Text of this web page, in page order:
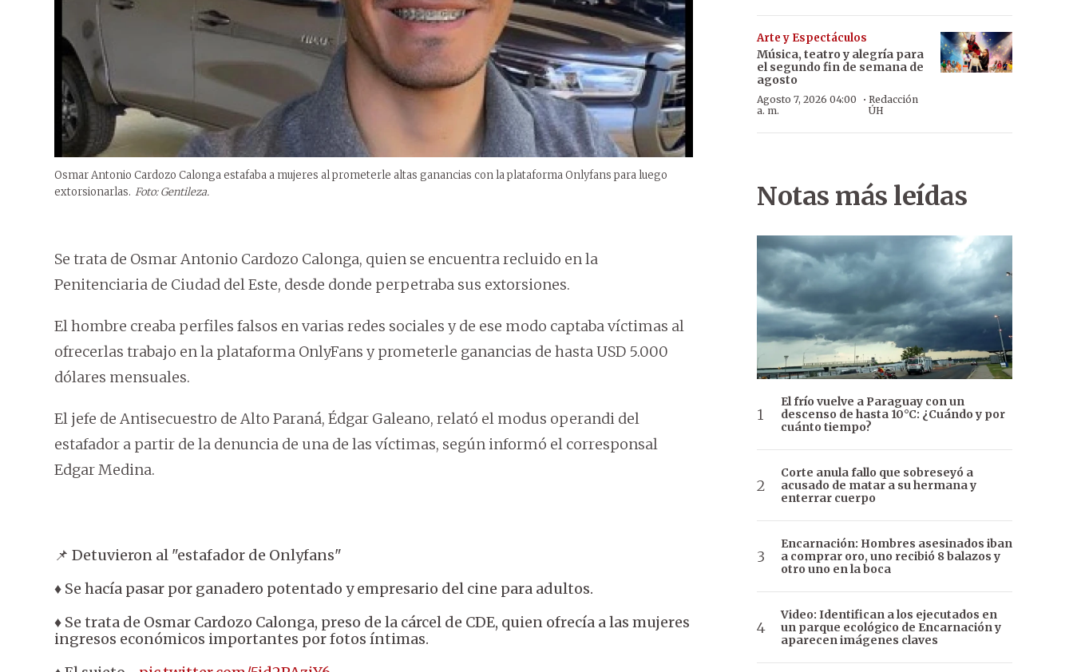
Osmar Antonio Cardozo Calonga estafaba a mujeres al prometerle altas ganancias con la plataforma Onlyfans para luego
extorsionarlas. Foto: Gentileza.
Se trata de Osmar Antonio Cardozo Calonga, quien se encuentra recluido en la
Penitenciaria de Ciudad del Este, desde donde perpetraba sus extorsiones.
El hombre creaba perfiles falsos en varias redes sociales y de ese modo captaba víctimas al
ofrecerlas trabajo en la plataforma OnlyFans y prometerle ganancias de hasta USD 5.000
dólares mensuales.
El jefe de Antisecuestro de Alto Paraná, Édgar Galeano, relató el modus operandi del
estafador a partir de la denuncia de una de las víctimas, según informó el corresponsal
Edgar Medina.
📌 Detuvieron al "estafador de Onlyfans"
♦️ Se hacía pasar por ganadero potentado y empresario del cine para adultos.
♦️ Se trata de Osmar Cardozo Calonga, preso de la cárcel de CDE, quien ofrecía a las mujeres
ingresos económicos importantes por fotos íntimas.
Arte y Espectáculos
Música, teatro y alegría para
el segundo fin de semana de
agosto
Agosto 7, 2026 04:00
a. m.
· Redacción
ÚH
Notas más leídas
El frío vuelve a Paraguay con un
descenso de hasta 10°C: ¿Cuándo y por
cuánto tiempo?
Corte anula fallo que sobreseyó a
acusado de matar a su hermana y
enterrar cuerpo
Encarnación: Hombres asesinados iban
a comprar oro, uno recibió 8 balazos y
otro uno en la boca
Video: Identifican a los ejecutados en
un parque ecológico de Encarnación y
aparecen imágenes claves